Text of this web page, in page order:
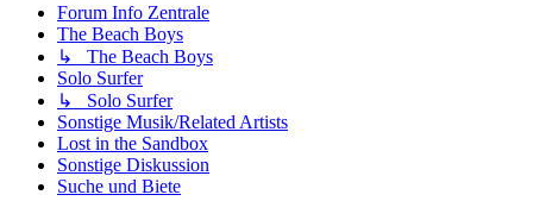
Forum Info Zentrale
The Beach Boys
↳ The Beach Boys
Solo Surfer
↳ Solo Surfer
Sonstige Musik/Related Artists
Lost in the Sandbox
Sonstige Diskussion
Suche und Biete